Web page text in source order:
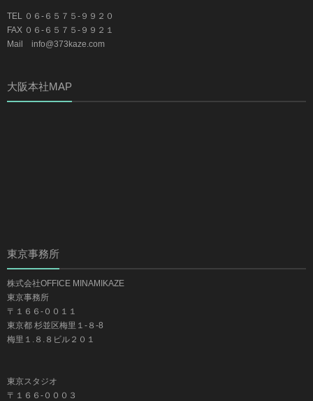
TEL ０６-６５７５-９９２０
FAX ０６-６５７５-９９２１
Mail info@373kaze.com
大阪本社MAP
東京事務所
株式会社OFFICE MINAMIKAZE
東京事務所
〒１６６-００１１
東京都 杉並区梅里１-８-8
梅里１.８.８ビル２０１
東京スタジオ
〒１６６-０００３